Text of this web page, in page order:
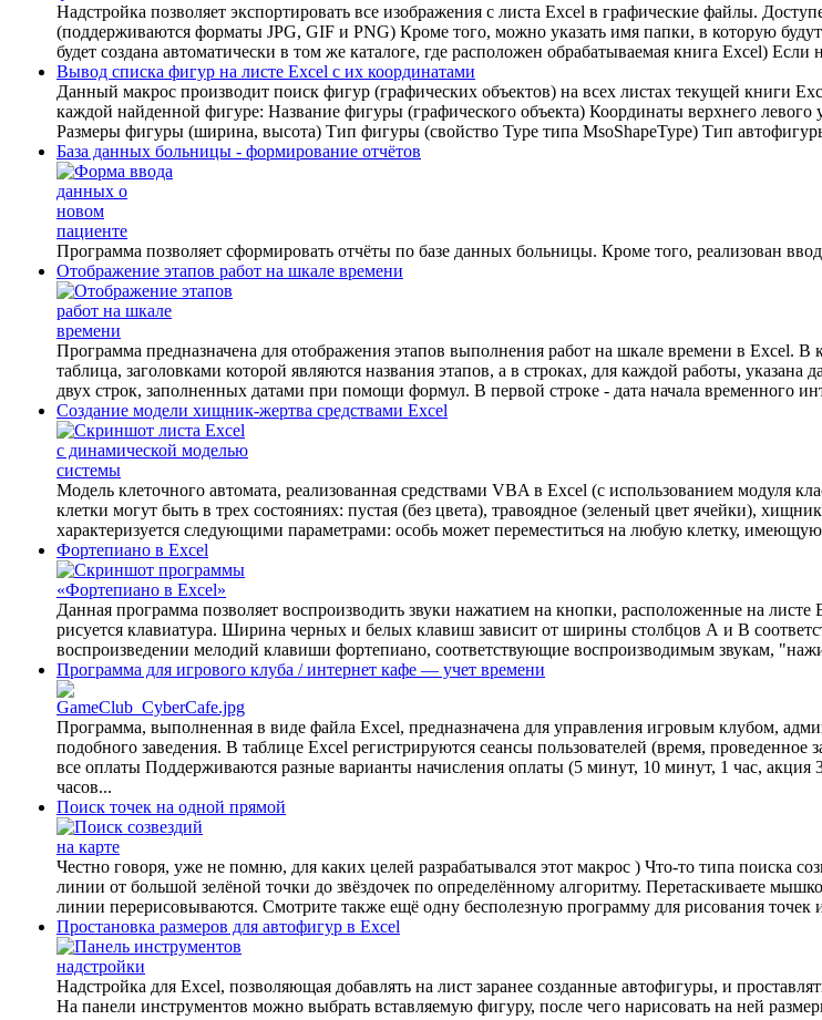
Надстройка позволяет экспортировать все изображения с листа Excel в графические файлы.
(поддерживаются форматы JPG, GIF и PNG) Кроме того, можно указать имя папки, в которую
будет создана автоматически в том же каталоге, где расположен обрабатываемая книга Excel)
Вывод списка фигур на листе Excel с их координатами
Данный макрос производит поиск фигур (графических объектов) на всех листах текущей книги
каждой найденной фигуре: Название фигуры (графического объекта) Координаты верхнего левого
Размеры фигуры (ширина, высота) Тип фигуры (свойство Type типа MsoShapeType) Тип
База данных больницы - формирование отчётов
Программа позволяет сформировать отчёты по базе данных больницы. Кроме того, реализован
Отображение этапов работ на шкале времени
Программа предназначена для отображения этапов выполнения работ на шкале времени в Excel. В
таблица, заголовками которой являются названия этапов, а в строках, для каждой работы, указана
двух строк, заполненных датами при помощи формул. В первой строке - дата начала временного
Создание модели хищник-жертва средствами Excel
Модель клеточного автомата, реализованная средствами VBA в Excel (с использованием модуля
клетки могут быть в трех состояниях: пустая (без цвета), травоядное (зеленый цвет ячейки),
характеризуется следующими параметрами: особь может переместиться на любую клетку,
Фортепиано в Excel
Данная программа позволяет воспроизводить звуки нажатием на кнопки, расположенные на
рисуется клавиатура. Ширина черных и белых клавиш зависит от ширины столбцов А и В
воспроизведении мелодий клавиши фортепиано, соответствующие воспроизводимым звукам,
Программа для игрового клуба / интернет кафе — учет времени
Программа, выполненная в виде файла Excel, предназначена для управления игровым клубом,
подобного заведения. В таблице Excel регистрируются сеансы пользователей (время,
все оплаты Поддерживаются разные варианты начисления оплаты (5 минут, 10 минут, 1 час, акция
часов...
Поиск точек на одной прямой
Честно говоря, уже не помню, для каких целей разрабатывался этот макрос ) Что-то типа поиска
линии от большой зелёной точки до звёздочек по определённому алгоритму. Перетаскиваете
линии перерисовываются. Смотрите также ещё одну бесполезную программу для рисования
Простановка размеров для автофигур в Excel
Надстройка для Excel, позволяющая добавлять на лист заранее созданные автофигуры, и
На панели инструментов можно выбрать вставляемую фигуру, после чего нарисовать на ней